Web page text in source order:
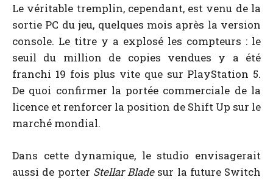
Le véritable tremplin, cependant, est venu de la
sortie PC du jeu, quelques mois après la version
console. Le titre y a explosé les compteurs : le
seuil du million de copies vendues y a été
franchi 19 fois plus vite que sur PlayStation 5.
De quoi confirmer la portée commerciale de la
licence et renforcer la position de Shift Up sur le
marché mondial.
Dans cette dynamique, le studio envisagerait
aussi de porter Stellar Bladesur la future Switch